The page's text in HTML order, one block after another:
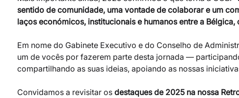
sentido de comunidade, uma vontade de colaborar e um
laços económicos, institucionais e humanos entre a Bélgica,
Em nome do Gabinete Executivo e do Conselho de
um de vocês por fazerem parte desta jornada —
compartilhando as suas ideias, apoiando as nossas
Convidamos a revisitar os destaques de 2025 na nossa